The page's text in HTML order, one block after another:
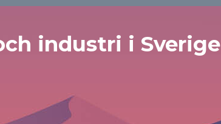
industri i Sverige